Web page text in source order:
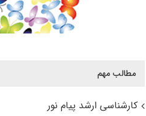
مطالب مهم
کارشناسی ارشد پیام نور